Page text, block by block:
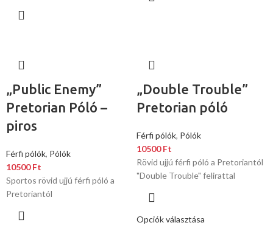
„Public Enemy”
Pretorian Póló –
piros
Férfi pólók, Pólók
10500Ft
Sportos rövid ujjú férfi póló a
Pretoriantól
„Double Trouble”
Pretorian póló
Férfi pólók, Pólók
10500Ft
Rövid ujjú férfi póló a Pretoriantól
"Double Trouble" felirattal
Opciók választása